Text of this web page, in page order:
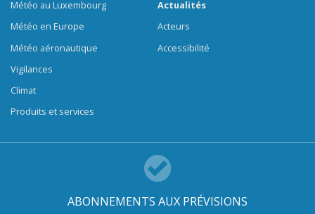
Météo au Luxembourg
Météo en Europe
Météo aéronautique
Vigilances
Climat
Produits et services
Actualités
Acteurs
Accessibilité
ABONNEMENTS AUX PRÉVISIONS